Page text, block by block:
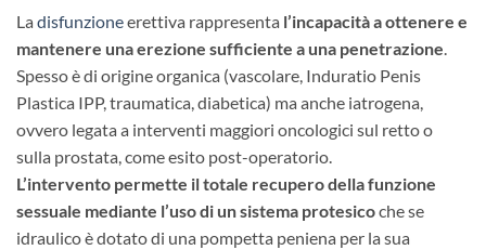
La disfunzioneerettiva rappresenta l’incapacità a ottenere e
mantenere una erezione sufficiente a una penetrazione.
Spesso è di origine organica (vascolare, Induratio Penis
Plastica IPP, traumatica, diabetica) ma anche iatrogena,
ovvero legata a interventi maggiori oncologici sul retto o
sulla prostata, come esito post-operatorio.
L’intervento permette il totale recupero della funzione
sessuale mediante l’uso di un sistema protesicoche se
idraulico è dotato di una pompetta peniena per la sua